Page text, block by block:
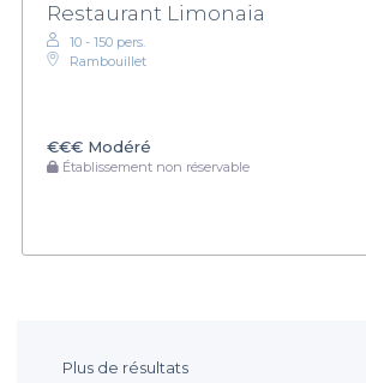
Restaurant Limonaia
10 - 150 pers.
Rambouillet
€€€ Modéré
Établissement non réservable
Plus de résultats